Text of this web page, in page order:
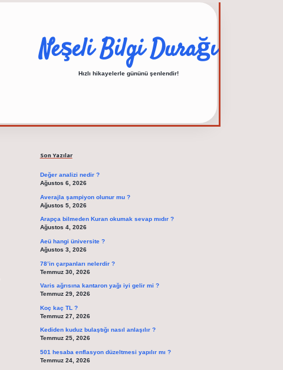
Neşeli Bilgi Durağı
Hızlı hikayelerle gününü şenlendir!
Son Yazılar
Değer analizi nedir ?
Ağustos 6, 2026
Averajla şampiyon olunur mu ?
Ağustos 5, 2026
Arapça bilmeden Kuran okumak sevap mıdır ?
Ağustos 4, 2026
Aeü hangi üniversite ?
Ağustos 3, 2026
78’in çarpanları nelerdir ?
Temmuz 30, 2026
Varis ağrısına kantaron yağı iyi gelir mi ?
Temmuz 29, 2026
Koç kaç TL ?
Temmuz 27, 2026
Kediden kuduz bulaştığı nasıl anlaşılır ?
Temmuz 25, 2026
501 hesaba enflasyon düzeltmesi yapılır mı ?
Temmuz 24, 2026
elexbet güncel adresi